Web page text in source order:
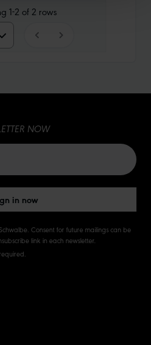
1-2 of 2 rows
NOW
in now
Consent for future mailings can be
link in each newsletter.